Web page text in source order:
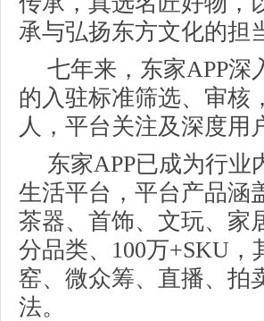
承与弘扬东方文化的担
七年来，东家APP深
的入驻标准筛选、审核
人，平台关注及深度用
东家APP已成为行
生活平台，平台产品涵
茶器、首饰、文玩、家
分品类、100万+SKU，
窑、微众筹、直播、拍
法。